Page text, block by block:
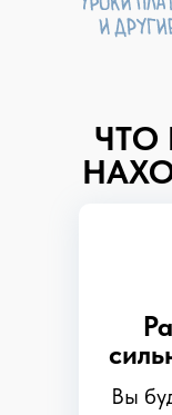
Вы
ЧТО